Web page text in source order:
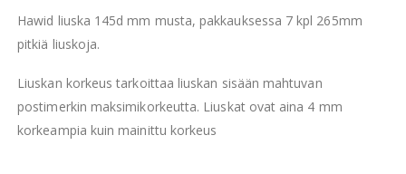
Hawid liuska 145d mm musta, pakkauksessa 7 kpl 265mm
pitkiä liuskoja.
Liuskan korkeus tarkoittaa liuskan sisään mahtuvan
postimerkin maksimikorkeutta. Liuskat ovat aina 4 mm
korkeampia kuin mainittu korkeus